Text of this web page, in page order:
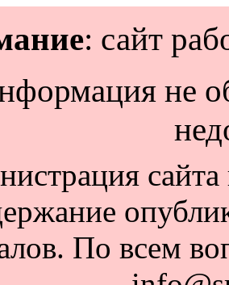
: сайт
не
сайта
По всем